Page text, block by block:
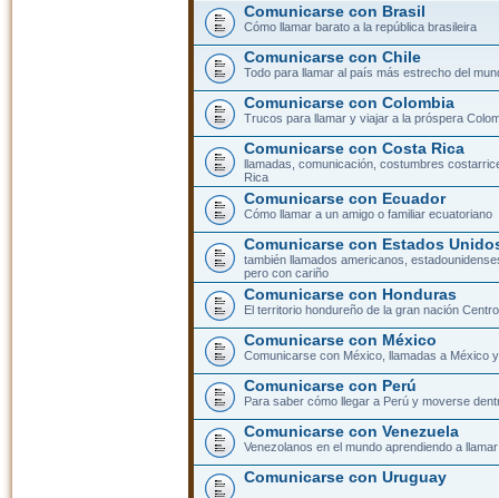
Comunicarse con Brasil
Cómo llamar barato a la república brasileira
Comunicarse con Chile
Todo para llamar al país más estrecho del
Comunicarse con Colombia
Trucos para llamar y viajar a la próspera
Comunicarse con Costa Rica
llamadas, comunicación, costumbres
Rica
Comunicarse con Ecuador
Cómo llamar a un amigo o familiar ecuatoriano
Comunicarse con Estados
también llamados americanos,
pero con cariño
Comunicarse con Honduras
El territorio hondureño de la gran nación
Comunicarse con México
Comunicarse con México, llamadas a México
Comunicarse con Perú
Para saber cómo llegar a Perú y moverse
Comunicarse con Venezuela
Venezolanos en el mundo aprendiendo a
Comunicarse con Uruguay